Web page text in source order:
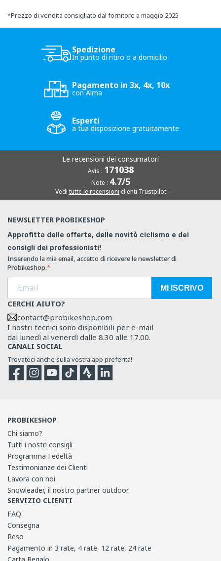
*Prezzo di vendita consigliato dal fornitore a maggio 2025
Spedizione
In punto di ritiro o a domicilio
Pagamento in 3x, 4x, 10x
con Alma
Esperti
a tua disposizione gratuitamente
Le recensioni dei consumatori
Avis : 171038
Note : 4.7/5
Vedi tutte le recensioni clienti Trustpilot
NEWSLETTER PROBIKESHOP
Approfitta delle offerte, delle novità ciclismo e dei
consigli dei professionisti!
Inserendo la mia email, accetto di ricevere le newsletter di
Probikeshop.
MI ISCRIVO
CERCHI AIUTO?
contact@probikeshop.com
I nostri tecnici sono disponibili per e-mail
dal lunedì al venerdì dalle 8.30 alle 17.00.
CANALI SOCIAL
Trovateci anche sulla vostra app preferita!
FacebookInstagram
YouTubeTikTokStrava
PROBIKESHOP
Chi siamo?
Tutti i nostri consigli
Programma Fedeltà
Testimonianze dei Clienti
Lavora con noi
Snowleader, il nostro partner outdoor
SERVIZIO CLIENTI
FAQ
Consegna
Reso
Pagamento in 3 rate, 4 rate, 12 rate, 24 rate